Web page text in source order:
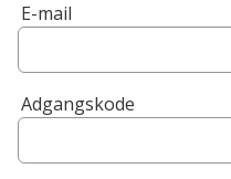
E-mail
Adgangskode